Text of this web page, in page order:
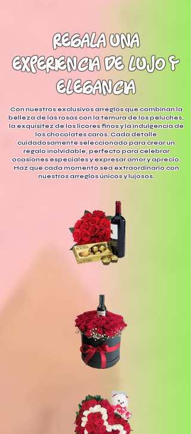
regala una
experiencia de lujo y
elegancia
Con nuestros exclusivos arreglos que combinan la
belleza de las rosas con la ternura de los peluches,
la exquisitez de los licores finos y la indulgencia de
los chocolates caros. Cada detalle
cuidadosamente seleccionado para crear un
regalo inolvidable, perfecto para celebrar
ocasiones especiales y expresar amor y aprecio.
Haz que cada momento sea extraordinario con
nuestros arreglos únicos y lujosos.